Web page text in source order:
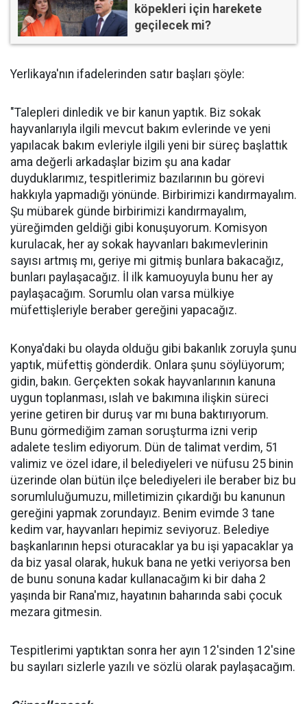
köpekleri için harekete
geçilecek mi?
Yerlikaya'nın ifadelerinden satır başları şöyle:
"Talepleri dinledik ve bir kanun yaptık. Biz sokak
hayvanlarıyla ilgili mevcut bakım evlerinde ve yeni
yapılacak bakım evleriyle ilgili yeni bir süreç başlattık
ama değerli arkadaşlar bizim şu ana kadar
duyduklarımız, tespitlerimiz bazılarının bu görevi
hakkıyla yapmadığı yönünde. Birbirimizi kandırmayalım.
Şu mübarek günde birbirimizi kandırmayalım,
yüreğimden geldiği gibi konuşuyorum. Komisyon
kurulacak, her ay sokak hayvanları bakımevlerinin
sayısı artmış mı, geriye mi gitmiş bunlara bakacağız,
bunları paylaşacağız. İl ilk kamuoyuyla bunu her ay
paylaşacağım. Sorumlu olan varsa mülkiye
müfettişleriyle beraber gereğini yapacağız.
Konya'daki bu olayda olduğu gibi bakanlık zoruyla şunu
yaptık, müfettiş gönderdik. Onlara şunu söylüyorum;
gidin, bakın. Gerçekten sokak hayvanlarının kanuna
uygun toplanması, ıslah ve bakımına ilişkin süreci
yerine getiren bir duruş var mı buna baktırıyorum.
Bunu görmediğim zaman soruşturma izni verip
adalete teslim ediyorum. Dün de talimat verdim, 51
valimiz ve özel idare, il belediyeleri ve nüfusu 25 binin
üzerinde olan bütün ilçe belediyeleri ile beraber biz bu
sorumluluğumuzu, milletimizin çıkardığı bu kanunun
gereğini yapmak zorundayız. Benim evimde 3 tane
kedim var, hayvanları hepimiz seviyoruz. Belediye
başkanlarının hepsi oturacaklar ya bu işi yapacaklar ya
da biz yasal olarak, hukuk bana ne yetki veriyorsa ben
de bunu sonuna kadar kullanacağım ki bir daha 2
yaşında bir Rana'mız, hayatının baharında sabi çocuk
mezara gitmesin.
Tespitlerimi yaptıktan sonra her ayın 12'sinden 12'sine
bu sayıları sizlerle yazılı ve sözlü olarak paylaşacağım.